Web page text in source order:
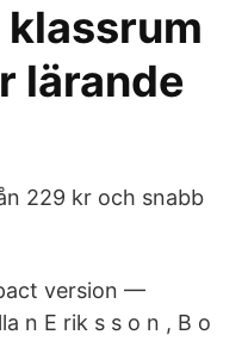
klassrum
lärande
229 kr och snabb
version —
n E rik s s o n , B o